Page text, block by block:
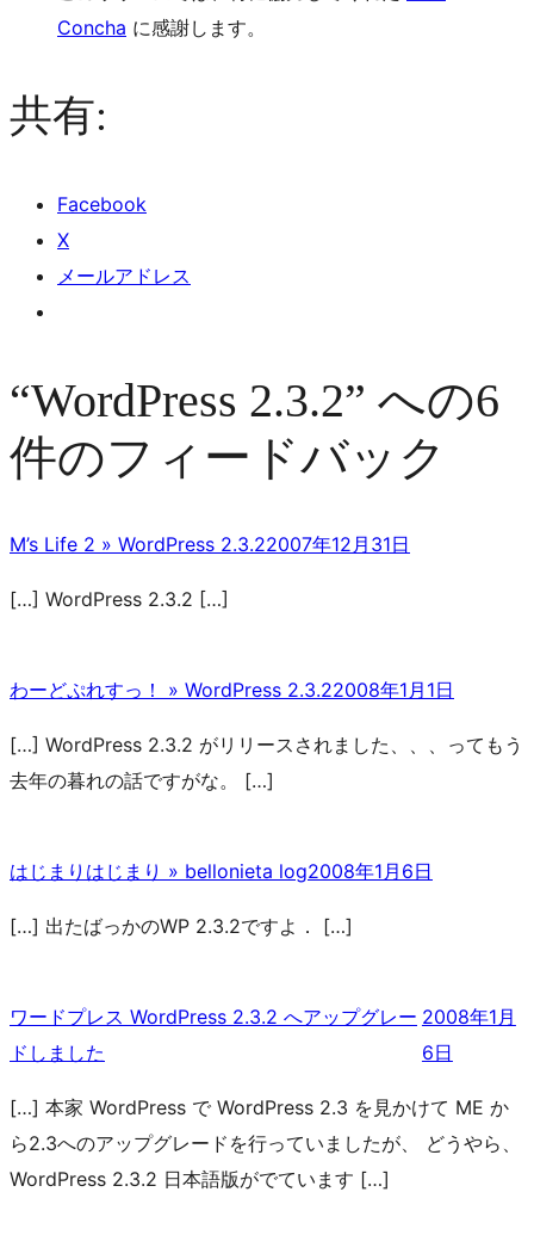
Concha に感謝します。
共有:
Facebook
X
メールアドレス
“WordPress 2.3.2” への6
件のフィードバック
M’s Life 2 » WordPress 2.3.22007年12月31日
[…] WordPress 2.3.2 […]
わーどぷれすっ！ » WordPress 2.3.22008年1月1日
[…] WordPress 2.3.2 がリリースされました、、、ってもう
去年の暮れの話ですがな。 […]
はじまりはじまり » bellonieta log2008年1月6日
[…] 出たばっかのWP 2.3.2ですよ． […]
ワードプレス WordPress 2.3.2 へアップグレー
ドしました
2008年1月
6日
[…] 本家 WordPress で WordPress 2.3 を見かけて ME か
ら2.3へのアップグレードを行っていましたが、 どうやら、
WordPress 2.3.2 日本語版がでています […]